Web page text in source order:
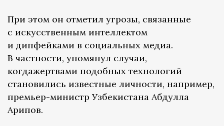
При этом он отметил угрозы, связанные
с искусственным интеллектом
и дипфейками в социальных медиа.
В частности, упомянул случаи,
когдажертвами подобных технологий
становились известные личности, например,
премьер-министр Узбекистана Абдулла
Арипов.